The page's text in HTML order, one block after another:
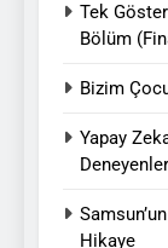
Tek
Bölüm
Bizim
Yapay
Hikaye